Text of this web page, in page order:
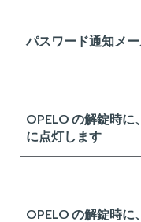
パスワード通知メ
OPELO の解錠時
に点灯します
OPELO の解錠時に